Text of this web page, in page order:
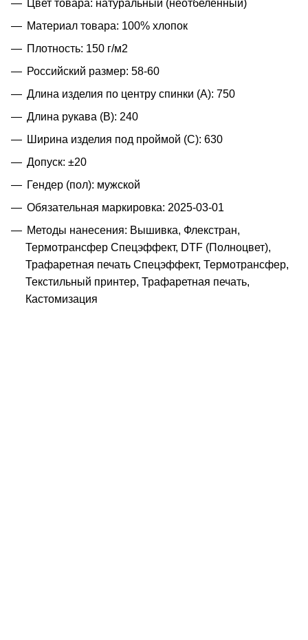
Цвет товара: натуральный (неотбелённый)
Материал товара: 100% хлопок
Плотность: 150 г/м2
Российский размер: 58-60
Длина изделия по центру спинки (A): 750
Длина рукава (B): 240
Ширина изделия под проймой (С): 630
Допуск: ±20
Гендер (пол): мужской
Обязательная маркировка: 2025-03-01
Методы нанесения: Вышивка, Флекстран,
Термотрансфер Спецэффект, DTF (Полноцвет),
Трафаретная печать Спецэффект, Термотрансфер,
Текстильный принтер, Трафаретная печать,
Кастомизация